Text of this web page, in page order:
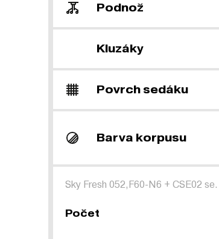
Podnož
Kluzáky
Povrch sedáku
Barva korpusu
Sky Fresh 052,F60-N6 + CSE02 se.
Počet